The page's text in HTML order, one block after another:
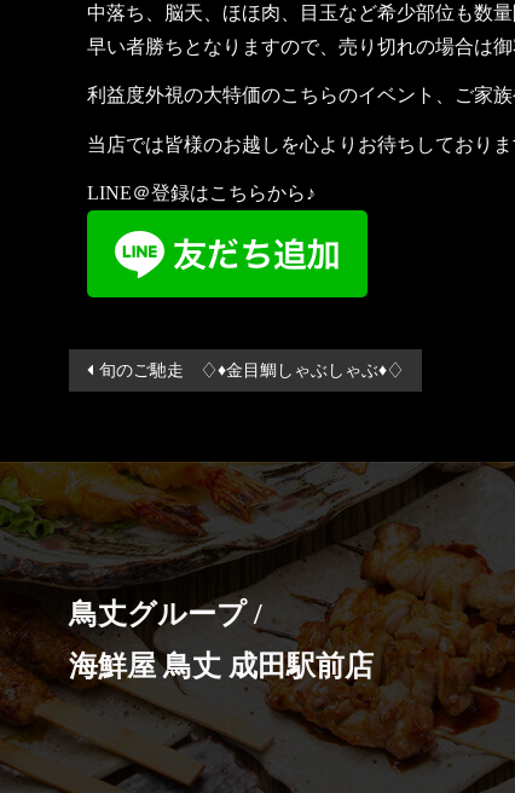
中落ち、脳天、ほほ肉、目玉など希少部位も数量
早い者勝ちとなりますので、売り切れの場合は御
利益度外視の大特価のこちらのイベント、ご家
当店では皆様のお越しを心よりお待ちしておりま
LINE＠登録はこちらから♪
投
稿
ビ
ゲ
ー
シ
ョ
ン
旬のご馳走 ♢♦金目鯛しゃぶしゃぶ♦♢
鳥丈グループ /
海鮮屋 鳥丈 成田駅前店